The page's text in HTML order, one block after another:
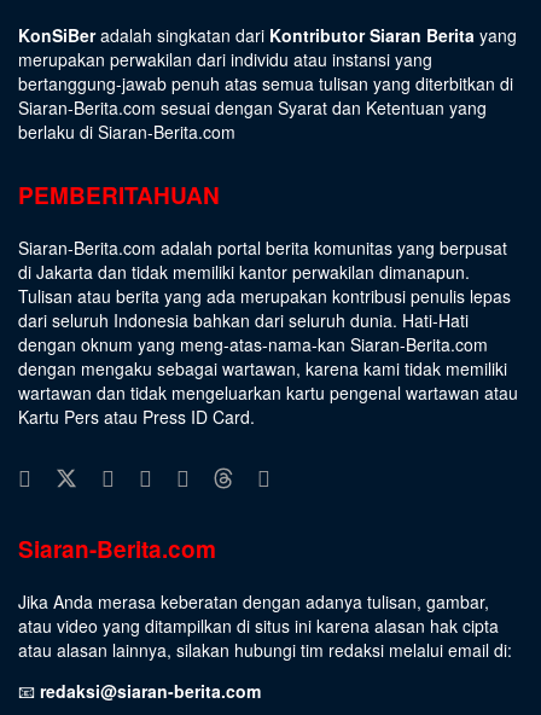
KonSiBeradalah singkatan dari Kontributor Siaran Berita yang
merupakan perwakilan dari individu atau instansi yang
bertanggung-jawab penuh atas semua tulisan yang diterbitkan di
Siaran-Berita.com sesuai dengan Syarat dan Ketentuan yang
berlaku di Siaran-Berita.com
PEMBERITAHUAN
Siaran-Berita.com adalah portal berita komunitas yang berpusat
di Jakarta dan tidak memiliki kantor perwakilan dimanapun.
Tulisan atau berita yang ada merupakan kontribusi penulis lepas
dari seluruh Indonesia bahkan dari seluruh dunia. Hati-Hati
dengan oknum yang meng-atas-nama-kan Siaran-Berita.com
dengan mengaku sebagai wartawan, karena kami tidak memiliki
wartawan dan tidak mengeluarkan kartu pengenal wartawan atau
Kartu Pers atau Press ID Card.
Siaran-Berita.com
Jika Anda merasa keberatan dengan adanya tulisan, gambar,
atau video yang ditampilkan di situs ini karena alasan hak cipta
atau alasan lainnya, silakan hubungi tim redaksi melalui email di:
📧 redaksi@siaran-berita.com